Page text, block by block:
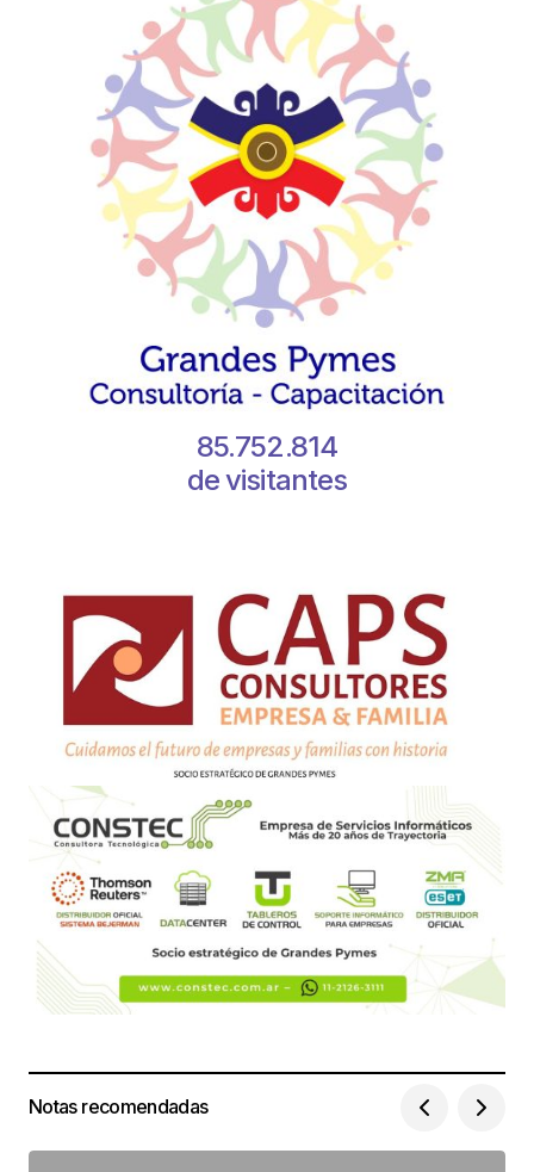
85.752.814
de visitantes
Notas recomendadas